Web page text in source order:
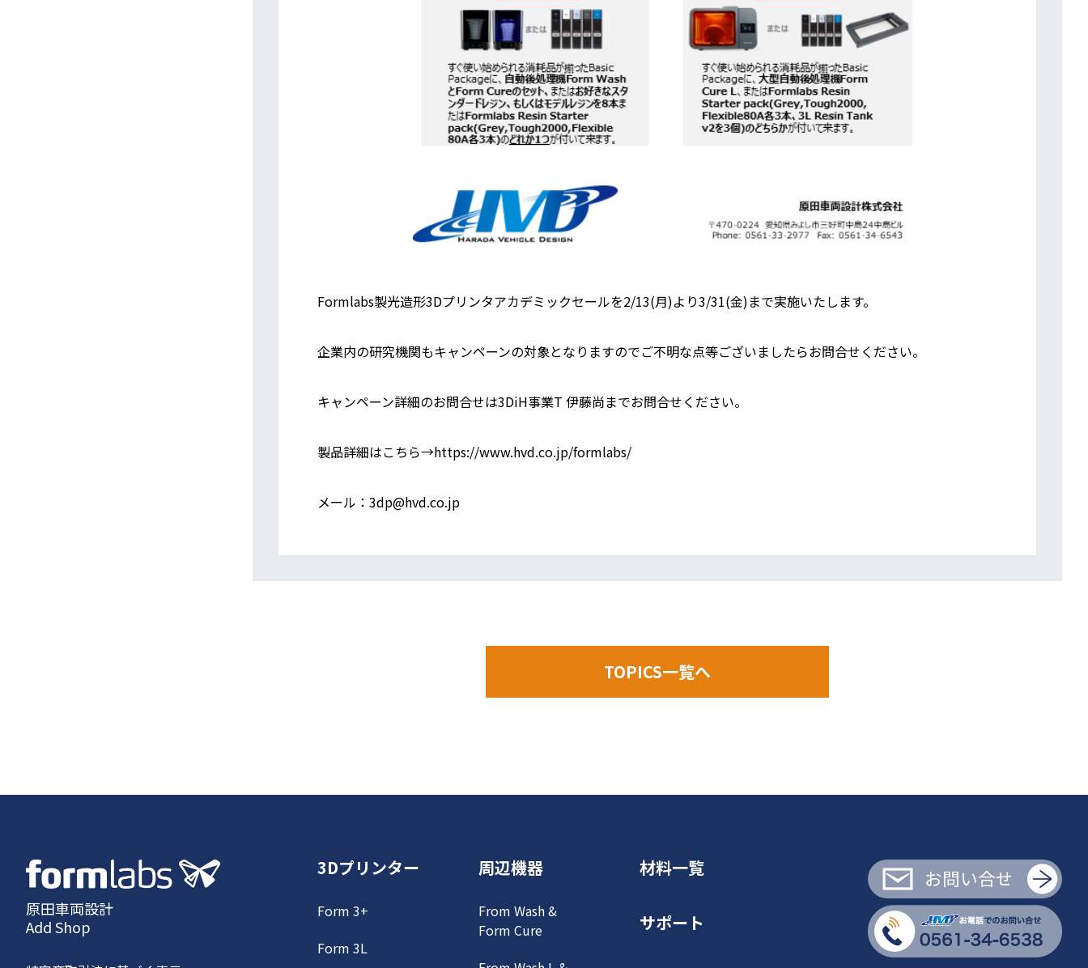
Formlabs製光造形3Dプリンタアカデミックセールを2/13(月)より3/31(金)まで実施いたします。
企業内の研究機関もキャンペーンの対象となりますのでご不明な点等ございましたらお問合せください。
キャンペーン詳細のお問合せは3DiH事業T 伊藤尚までお問合せください。
製品詳細はこちら→https://www.hvd.co.jp/formlabs/
メール：3dp@hvd.co.jp
TOPICS一覧へ
原田車両設計
Add Shop
3Dプリンター
Form 3+
Form 3L
周辺機器
From Wash &
Form Cure
材料一覧
サポート
お問い合せ